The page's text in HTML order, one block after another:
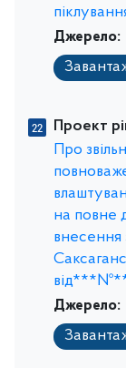
Джерело:
Проект
Про
на повне
внесення
Джерело: